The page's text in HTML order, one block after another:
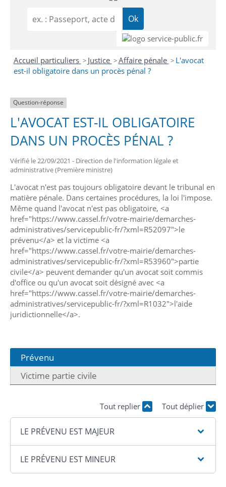
Accueil particuliers > Justice >Affaire pénale > L'avocat
est-il obligatoire dans un procès pénal ?
Question-réponse
L'AVOCAT EST-IL OBLIGATOIRE
DANS UN PROCÈS PÉNAL ?
Vérifié le 22/09/2021 - Direction de l'information légale et
administrative (Première ministre)
L'avocat n'est pas toujours obligatoire devant le tribunal en
matière pénale. Dans certaines procédures, la loi l'impose.
Même quand l'avocat n'est pas obligatoire, <a
href="https://www.cassel.fr/votre-mairie/demarches-
administratives/servicepublic-fr/?xml=R52097">le
prévenu</a> et la victime <a
href="https://www.cassel.fr/votre-mairie/demarches-
administratives/servicepublic-fr/?xml=R53960">partie
civile</a> peuvent demander qu'un avocat soit commis
d'office ou qu'un avocat soit désigné avec <a
href="https://www.cassel.fr/votre-mairie/demarches-
administratives/servicepublic-fr/?xml=R1032">l'aide
juridictionnelle</a>.
Prévenu
Victime partie civile
Tout replier Tout déplier
LE PRÉVENU EST MAJEUR
LE PRÉVENU EST MINEUR